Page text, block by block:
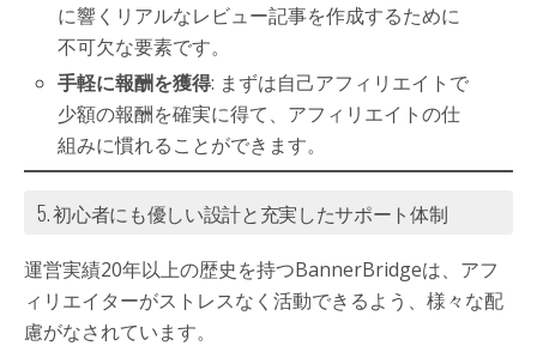
に響くリアルなレビュー記事を作成するために
不可欠な要素です。
手軽に報酬を獲得: まずは自己アフィリエイトで
少額の報酬を確実に得て、アフィリエイトの仕
組みに慣れることができます。
5. 初心者にも優しい設計と充実したサポート体制
運営実績20年以上の歴史を持つBannerBridgeは、アフ
ィリエイターがストレスなく活動できるよう、様々な配
慮がなされています。